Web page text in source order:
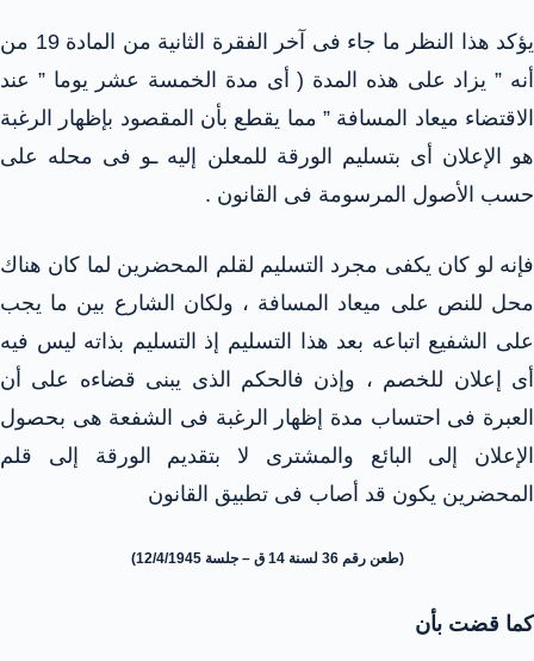
يؤكد هذا النظر ما جاء فى آخر الفقرة الثانية من المادة 19 من
أنه ” يزاد على هذه المدة ( أى مدة الخمسة عشر يوما ” عند
الاقتضاء ميعاد المسافة ” مما يقطع بأن المقصود بإظهار الرغبة
هو الإعلان أى بتسليم الورقة للمعلن إليه ـو فى محله على
حسب الأصول المرسومة فى القانون .
فإنه لو كان يكفى مجرد التسليم لقلم المحضرين لما كان هناك
محل للنص على ميعاد المسافة ، ولكان الشارع بين ما يجب
على الشفيع اتباعه بعد هذا التسليم إذ التسليم بذاته ليس فيه
أى إعلان للخصم ، وإذن فالحكم الذى يبنى قضاءه على أن
العبرة فى احتساب مدة إظهار الرغبة فى الشفعة هى بحصول
الإعلان إلى البائع والمشترى لا بتقديم الورقة إلى قلم
المحضرين يكون قد أصاب فى تطبيق القانون
(طعن رقم 36 لسنة 14 ق – جلسة 12/4/1945)
كما قضت بأن